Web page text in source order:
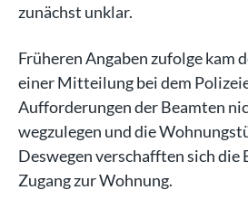
zunächst unklar.
Früheren Angaben zufolge kam
einer Mitteilung bei dem
Aufforderungen der Beamten
wegzulegen und die
Deswegen verschafften sich die
Zugang zur Wohnung.